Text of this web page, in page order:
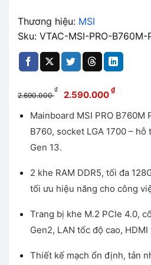
Thương hiệu: MSI
Sku: VTAC-MSI-PRO-B760M-
2.690.000
₫
Giá
là:
2.690.000
2.590.000 ₫Giá
tại
là:
Mainboard MSI PRO B760M
B760, socket LGA 1700 – hỗ
Gen 13.
2 khe RAM DDR5, tối đa
tối ưu hiệu năng cho công
Trang bị khe M.2 PCIe 4.0,
Gen2, LAN tốc độ cao,
Thiết kế mạch ổn định, tản